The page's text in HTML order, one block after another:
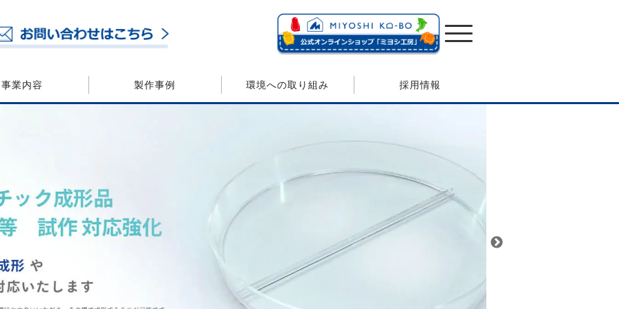
事業内容 製作事例 環境への取り組み 採用情報